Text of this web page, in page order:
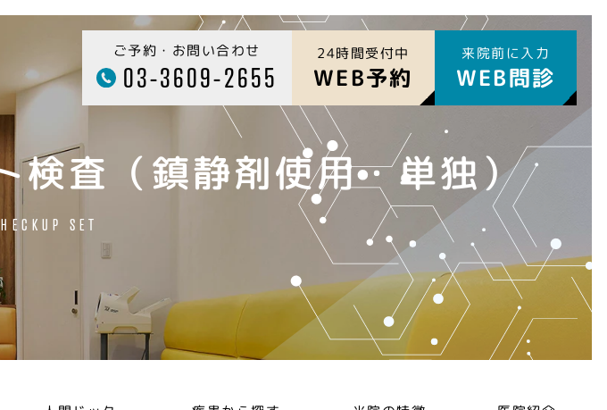
ご予約・お問い合わせ
03-3609-2655
24時間受付中
WEB予約
来院前に入力
WEB問診
検査（鎮静剤使用・単独）
SET